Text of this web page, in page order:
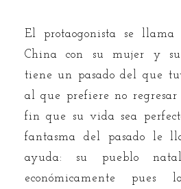
El protaogonista se
China con su mujer y su
tiene un pasado del que
al que prefiere no
fin que su vida sea
fantasma del pasado le
ayuda: su pueblo
económicamente pues